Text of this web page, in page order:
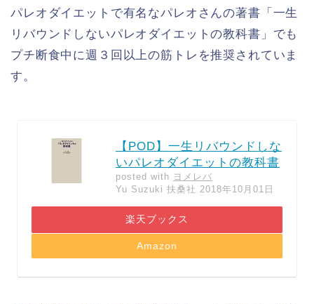
パレオダイエットで有名なパレオさんの著書「一生
リバウンドしないパレオダイエットの教科書」でも
プチ断食中に週３回以上の筋トレを推奨されていま
す。
【POD】一生リバウンドしな
いパレオダイエットの教科書
posted with ヨメレバ
Yu Suzuki 扶桑社 2018年10月01日
楽天ブックス
Amazon